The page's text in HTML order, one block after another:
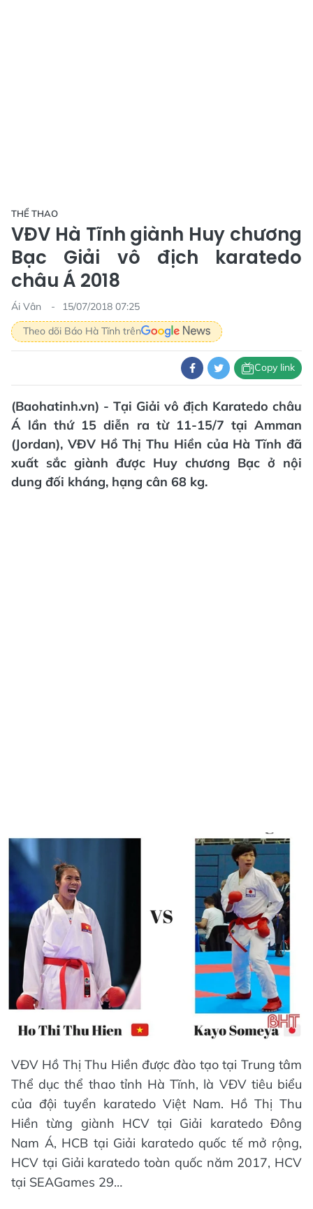
THỂ THAO
VĐV Hà Tĩnh giành Huy chương
Bạc Giải vô địch karatedo
châu Á 2018
Ái Vân
15/07/2018 07:25
Theo dõi Báo Hà Tĩnh trên
Copy link
(Baohatinh.vn) - Tại Giải vô địch Karatedo châu
Á lần thứ 15 diễn ra từ 11-15/7 tại Amman
(Jordan), VĐV Hồ Thị Thu Hiền của Hà Tĩnh đã
xuất sắc giành được Huy chương Bạc ở nội
dung đối kháng, hạng cân 68 kg.
VĐV Hồ Thị Thu Hiền được đào tạo tại Trung tâm
Thể dục thể thao tỉnh Hà Tĩnh, là VĐV tiêu biểu
của đội tuyển karatedo Việt Nam. Hồ Thị Thu
Hiền từng giành HCV tại Giải karatedo Đông
Nam Á, HCB tại Giải karatedo quốc tế mở rộng,
HCV tại Giải karatedo toàn quốc năm 2017, HCV
tại SEAGames 29…